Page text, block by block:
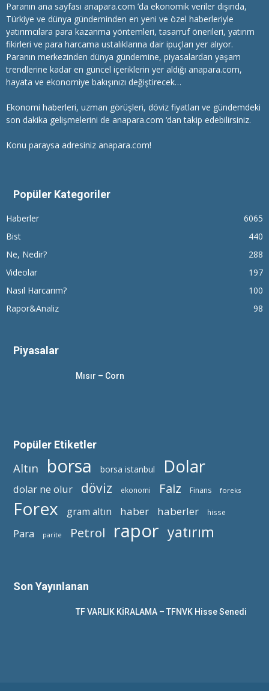
Paranın ana sayfası anapara.com ’da ekonomik veriler dışında,
Türkiye ve dünya gündeminden en yeni ve özel haberleriyle
yatırımcılara para kazanma yöntemleri, tasarruf önerileri, yatırım
fikirleri ve para harcama ustalıklarına dair ipuçları yer alıyor.
Paranın merkezinden dünya gündemine, piyasalardan yaşam
trendlerine kadar en güncel içeriklerin yer aldığı anapara.com,
hayata ve ekonomiye bakışınızı değiştirecek…
Ekonomi haberleri, uzman görüşleri, döviz fiyatları ve gündemdeki
son dakika gelişmelerini de anapara.com ‘dan takip edebilirsiniz.
Konu paraysa adresiniz anapara.com!
Popüler Kategoriler
Haberler
6065
Bist
440
Ne, Nedir?
288
Videolar
197
Nasıl Harcarım?
100
Rapor&Analiz
98
Piyasalar
Mısır – Corn
Popüler Etiketler
Altın borsa borsa istanbul Dolar
dolar ne olur döviz ekonomi Faiz Finans foreks
Forex gram altın haber haberler hisse
Para parite Petrol rapor yatırım
Son Yayınlanan
TF VARLIK KİRALAMA – TFNVK Hisse Senedi